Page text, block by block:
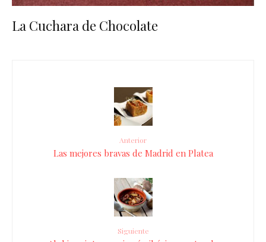
La Cuchara de Chocolate
Anterior
Las mejores bravas de Madrid en Platea
Siguiente